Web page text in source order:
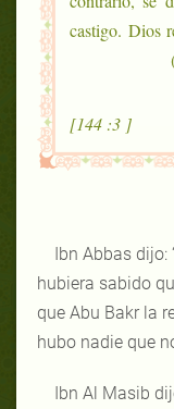
castigo. Dios
en su Islam y agradezcan Su
[ 3: 144]
Ibn Abbas dijo:
hubiera sabido
que Abu Bakr la
hubo nadie que
Ibn Al Masib